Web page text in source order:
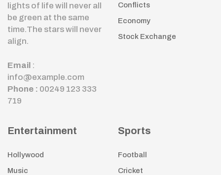
lights of life will never all
be green at the same
time.The stars will never
align.
Email :
info@example.com
Phone : 00249 123 333
719
Conflicts
Economy
Stock Exchange
Entertainment
Hollywood
Music
Sports
Football
Cricket